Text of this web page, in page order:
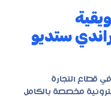
ستديو
قطاع التجارة
مخصصة بالكامل